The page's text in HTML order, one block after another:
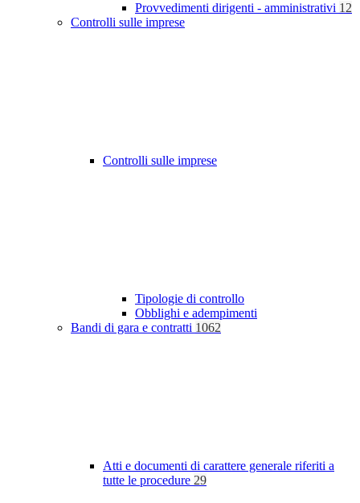
Provvedimenti dirigenti - amministrativi 12
Controlli sulle imprese
Controlli sulle imprese
Tipologie di controllo
Obblighi e adempimenti
Bandi di gara e contratti 1062
Atti e documenti di carattere generale riferiti a
tutte le procedure 29